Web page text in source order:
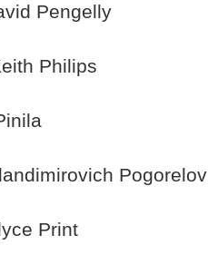
Pengelly
Philips
Pogorelov
Print